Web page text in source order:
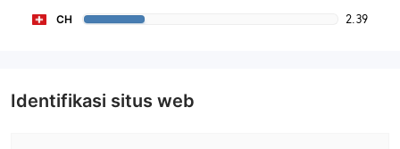
CH 2.39
Identifikasi situs web